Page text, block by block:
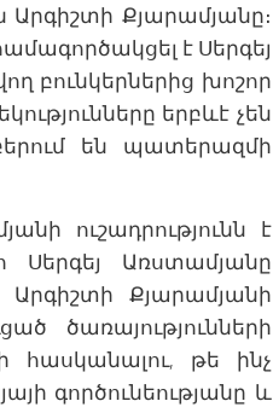
Քյարամյանը։
է Սերգեյ
բունկերներից խոշոր
երբևէ չեն
են պատերազմի
ուշադրությունն է
Առստամյանը
Քյարամյանի
ծառայությունների
հասկանալու, թե ինչ
գործունեությանը և